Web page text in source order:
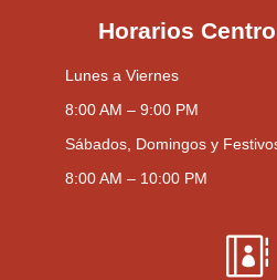
Horarios
Lunes a Viernes
8:00 AM – 9:00 PM
Sábados, Domingos y
8:00 AM – 10:00 PM